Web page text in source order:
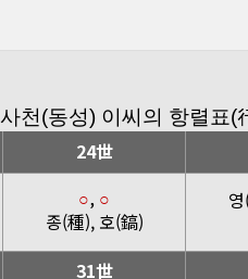
사천(동성) 이씨의 항렬표(
24世
○, ○
종(種), 호(鎬)
31世